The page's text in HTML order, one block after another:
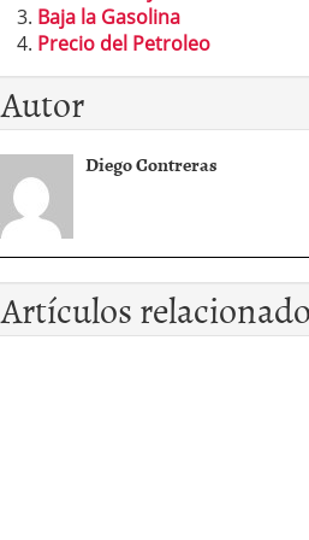
Baja la Gasolina
Precio del Petroleo
Autor
Diego Contreras
Artículos